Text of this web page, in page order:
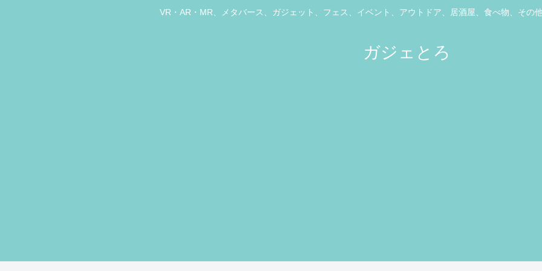
VR・AR・MR、メタバース、ガジェット、フェス、イベント、アウトドア、居酒屋、食べ物、その
ガジェとろ